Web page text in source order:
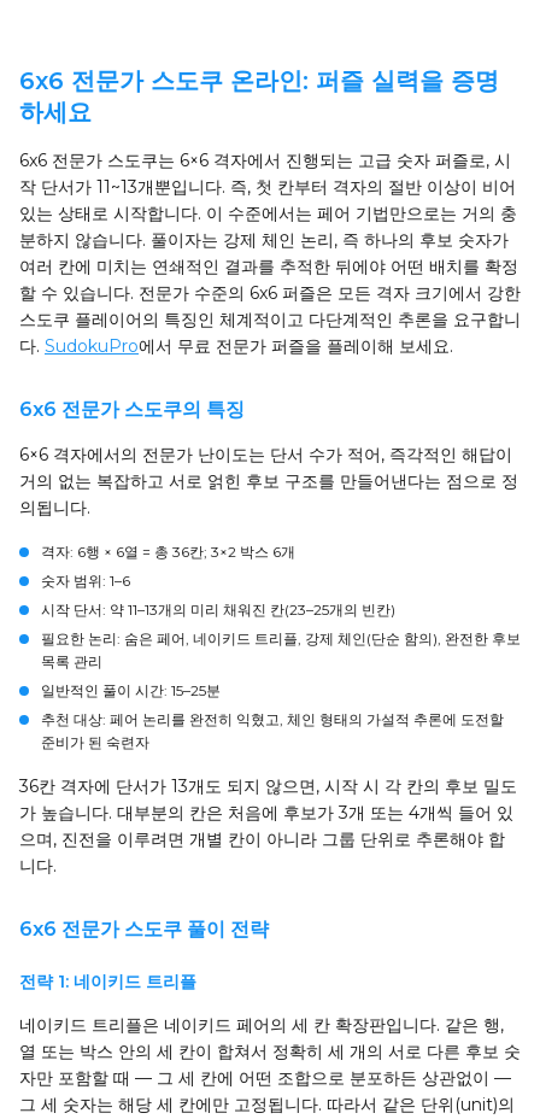
6x6 전문가 스도쿠 온라인: 퍼즐 실력을 증명
하세요
6x6 전문가 스도쿠는 6×6 격자에서 진행되는 고급 숫자 퍼즐로, 시
작 단서가 11~13개뿐입니다. 즉, 첫 칸부터 격자의 절반 이상이 비어
있는 상태로 시작합니다. 이 수준에서는 페어 기법만으로는 거의 충
분하지 않습니다. 풀이자는 강제 체인 논리, 즉 하나의 후보 숫자가
여러 칸에 미치는 연쇄적인 결과를 추적한 뒤에야 어떤 배치를 확정
할 수 있습니다. 전문가 수준의 6x6 퍼즐은 모든 격자 크기에서 강한
스도쿠 플레이어의 특징인 체계적이고 다단계적인 추론을 요구합니
다. SudokuPro에서 무료 전문가 퍼즐을 플레이해 보세요.
6x6 전문가 스도쿠의 특징
6×6 격자에서의 전문가 난이도는 단서 수가 적어, 즉각적인 해답이
거의 없는 복잡하고 서로 얽힌 후보 구조를 만들어낸다는 점으로 정
의됩니다.
격자: 6행 × 6열 = 총 36칸; 3×2 박스 6개
숫자 범위: 1–6
시작 단서: 약 11–13개의 미리 채워진 칸(23–25개의 빈칸)
필요한 논리: 숨은 페어, 네이키드 트리플, 강제 체인(단순 함의), 완전한 후보
목록 관리
일반적인 풀이 시간: 15–25분
추천 대상: 페어 논리를 완전히 익혔고, 체인 형태의 가설적 추론에 도전할
준비가 된 숙련자
36칸 격자에 단서가 13개도 되지 않으면, 시작 시 각 칸의 후보 밀도
가 높습니다. 대부분의 칸은 처음에 후보가 3개 또는 4개씩 들어 있
으며, 진전을 이루려면 개별 칸이 아니라 그룹 단위로 추론해야 합
니다.
6x6 전문가 스도쿠 풀이 전략
전략 1: 네이키드 트리플
네이키드 트리플은 네이키드 페어의 세 칸 확장판입니다. 같은 행,
열 또는 박스 안의 세 칸이 합쳐서 정확히 세 개의 서로 다른 후보 숫
자만 포함할 때 — 그 세 칸에 어떤 조합으로 분포하든 상관없이 —
그 세 숫자는 해당 세 칸에만 고정됩니다. 따라서 같은 단위(unit)의